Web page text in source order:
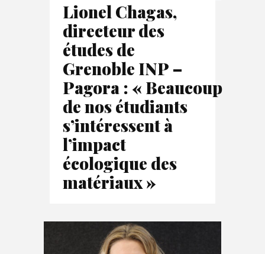
Lionel Chagas,
directeur des
études de
Grenoble INP –
Pagora : « Beaucoup
de nos étudiants
s’intéressent à
l’impact
écologique des
matériaux »